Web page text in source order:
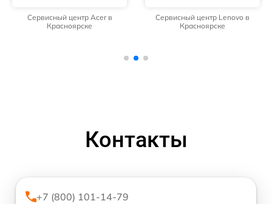
Сервисный центр Acer в
Красноярске
Сервисный центр Lenovo в
Красноярске
Контакты
+7 (800) 101-14-79